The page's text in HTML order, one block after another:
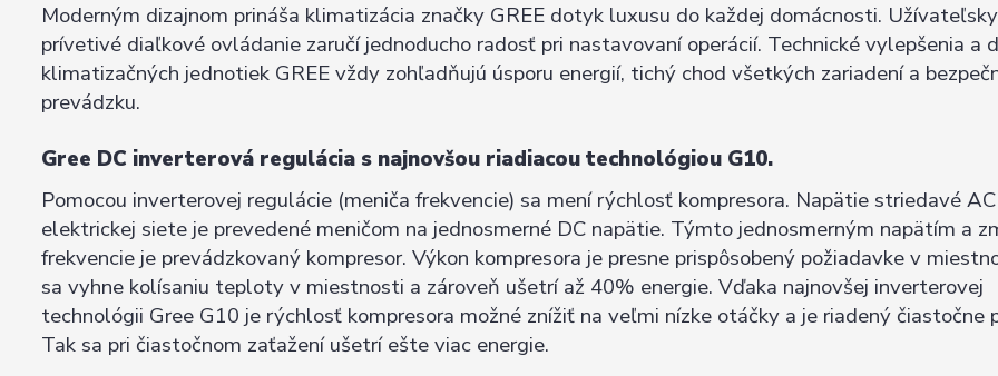
Moderným dizajnom prináša klimatizácia značky GREE dotyk luxusu do každej domácnosti. Užívateľsky
prívetivé diaľkové ovládanie zaručí jednoducho radosť pri nastavovaní operácií. Technické vylepšenia a
klimatizačných jednotiek GREE vždy zohľadňujú úsporu energií, tichý chod všetkých zariadení a
prevádzku.
Gree DC inverterová regulácia s najnovšou riadiacoutechnológiou G10.
Pomocou inverterovej regulácie (meniča frekvencie) sa mení rýchlosť kompresora. Napätie striedavé
elektrickej siete je prevedené meničom na jednosmerné DC napätie. Týmto jednosmerným napätím a
frekvencie je prevádzkovaný kompresor. Výkon kompresora je presne prispôsobený požiadavke v
sa vyhne kolísaniu teploty v miestnosti a zároveň ušetrí až 40% energie. Vďaka najnovšej inverterovej
technológii Gree G10 je rýchlosť kompresora možné znížiť na veľmi nízke otáčky a je riadený čiastočne
Tak sa pri čiastočnom zaťažení ušetrí ešte viac energie.